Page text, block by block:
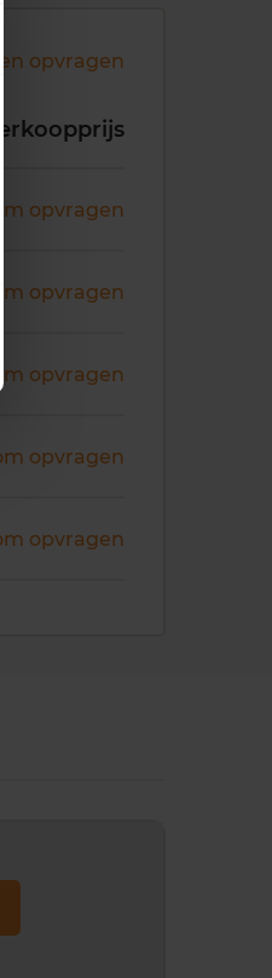
opvragen
opvragen
opvragen
opvragen
opvragen
opvragen